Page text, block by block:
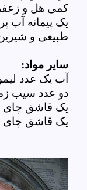
کمی هل و
یک پیمانه آب
طبیعی و
سایر مواد:
آب یک عدد
دو عدد سیب
یک قاشق چای
یک قاشق چای